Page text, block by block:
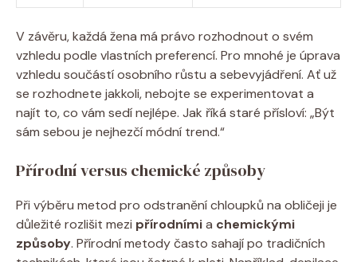
V závěru, každá žena má právo rozhodnout o svém
vzhledu podle vlastních preferencí. Pro mnohé je úprava
vzhledu součástí osobního růstu a sebevyjádření. Ať už
se rozhodnete jakkoli, nebojte se experimentovat a
najít to, co vám sedí nejlépe. Jak říká staré přísloví: „Být
sám sebou je nejhezčí módní trend.“
Přírodní versus chemické způsoby
Při výběru metod pro odstranění chloupků na obličeji je
důležité rozlišit mezi přírodnímia chemickými
způsoby. Přírodní metody často sahají po tradičních